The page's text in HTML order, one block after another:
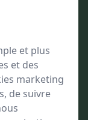
et plus
et des
marketing
de suivre